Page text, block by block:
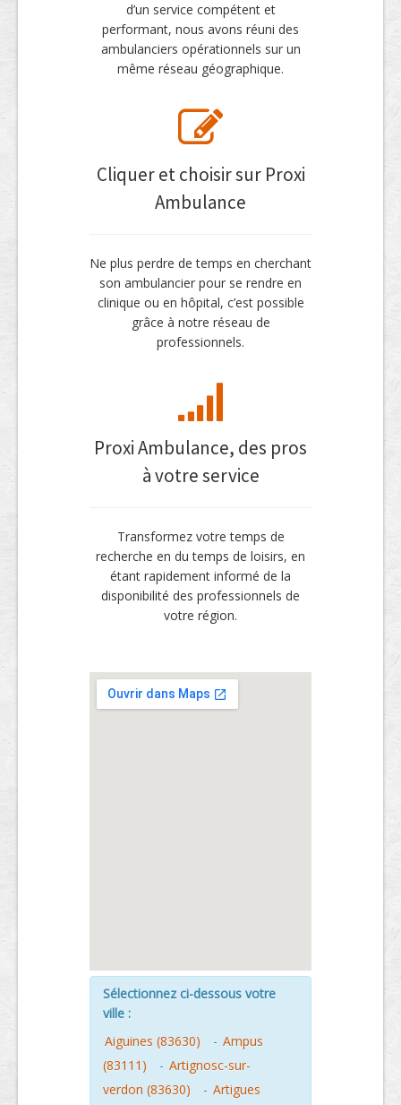
d’un service compétent et
performant, nous avons réuni des
ambulanciers opérationnels sur un
même réseau géographique.
Cliquer et choisir sur Proxi
Ambulance
Ne plus perdre de temps en cherchant
son ambulancier pour se rendre en
clinique ou en hôpital, c’est possible
grâce à notre réseau de
professionnels.
Proxi Ambulance, des pros
à votre service
Transformez votre temps de
recherche en du temps de loisirs, en
étant rapidement informé de la
disponibilité des professionnels de
votre région.
Sélectionnez ci-dessous votre
ville :
Aiguines (83630)
- Ampus
(83111)
- Artignosc-sur-
verdon (83630)
- Artigues